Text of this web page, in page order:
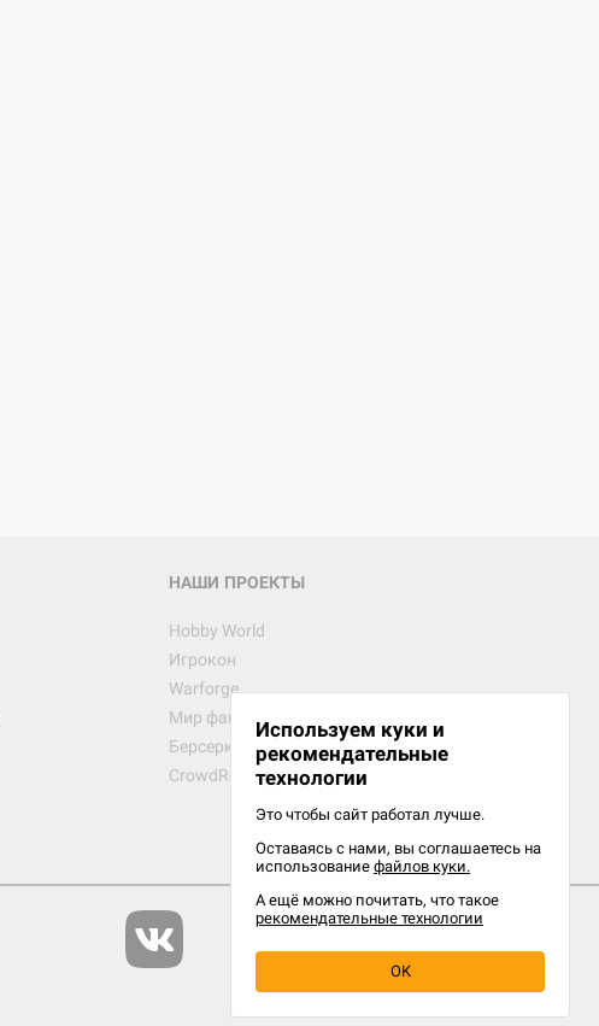
НАШИ ПРОЕКТЫ
Hobby World
Игрокон
Warforge
Мир фантастики
Берсерк
CrowdRepublic
Используем куки и
рекомендательные
технологии
Это чтобы сайт работал лучше.
Оставаясь с нами, вы соглашаетесь на
использование файлов куки.
А ещё можно почитать, что такое
рекомендательные технологии
OK